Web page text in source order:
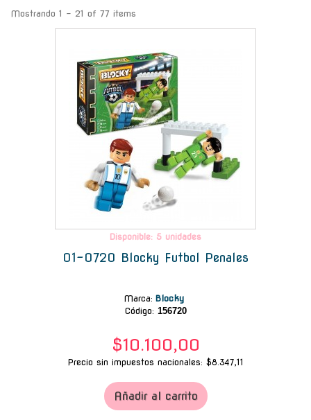
Mostrando 1 - 21 of 77 items
Disponible: 5 unidades
01-0720 Blocky Futbol Penales
Marca: Blocky
Código: 156720
$10.100,00
Precio sin impuestos nacionales: $8.347,11
Añadir al carrito